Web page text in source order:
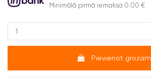
Minimālā pirmā iemaksa 0.00 €
Pievienot grozam